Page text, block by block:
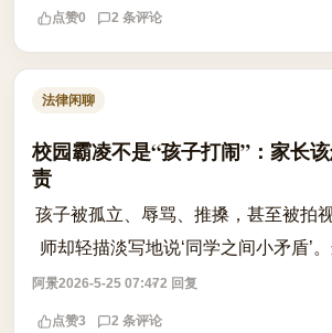
面对信息泄露，恐慌无济于事
点赞0 2 条评论
法律闲聊
校园霸凌不是“孩子打闹”：家长
责
孩子被孤立、辱骂、推搡，甚至被拍
师却轻描淡写地说‘同学之间小矛盾’
正在纵容一场对未成年人人格权的持
成年人保护法》第三十九条，
阿景2026-5-25 07:472 回复
点赞3 2 条评论